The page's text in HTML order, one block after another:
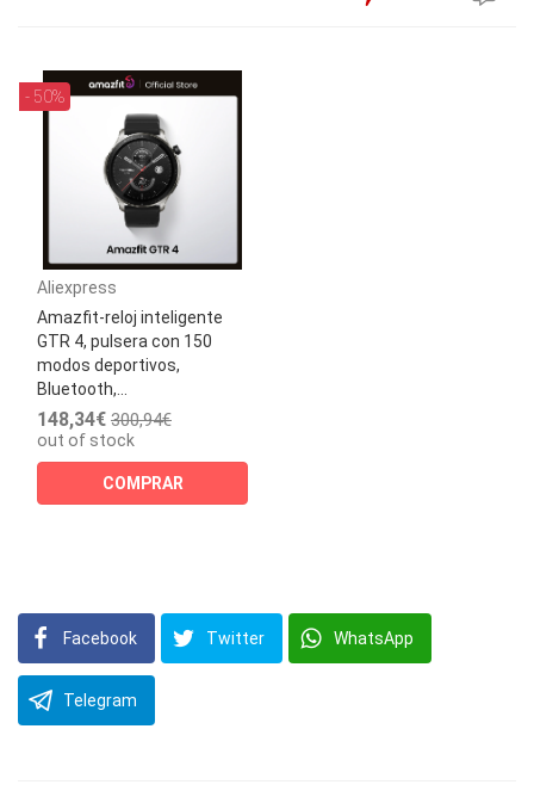
- 50%
Aliexpress
Amazfit-reloj inteligente
GTR 4, pulsera con 150
modos deportivos,
Bluetooth,...
148,34€ 300,94€
out of stock
COMPRAR
Facebook Twitter WhatsApp
Telegram